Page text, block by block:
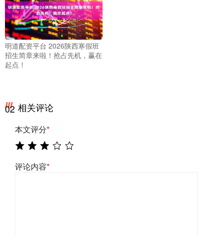
明道配资平台 2026陕西寒假班
招生简章来啦！抢占先机，赢在
起点！
02 相关评论
本文评分*
评论内容*